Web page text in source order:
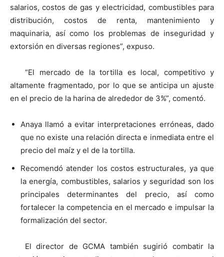
salarios, costos de gas y electricidad, combustibles para
distribución, costos de renta, mantenimiento y
maquinaria, así como los problemas de inseguridad y
extorsión en diversas regiones”, expuso.
“El mercado de la tortilla es local, competitivo y
altamente fragmentado, por lo que se anticipa un ajuste
en el precio de la harina de alrededor de 3%”, comentó.
Anaya llamó a evitar interpretaciones erróneas, dado
que no existe una relación directa e inmediata entre el
precio del maíz y el de la tortilla.
Recomendó atender los costos estructurales, ya que
la energía, combustibles, salarios y seguridad son los
principales determinantes del precio, así como
fortalecer la competencia en el mercado e impulsar la
formalización del sector.
El director de GCMA también sugirió combatir la